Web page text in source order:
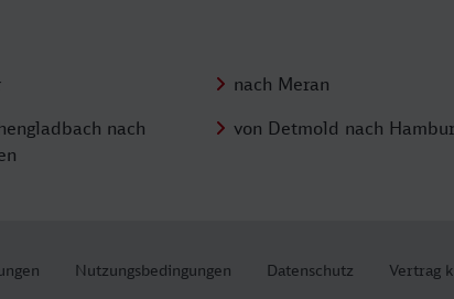
nach Meran
nach
von Detmold nach
Nutzungsbedingungen Datenschutz Vertrag